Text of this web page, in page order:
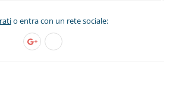
o entra con un rete sociale: